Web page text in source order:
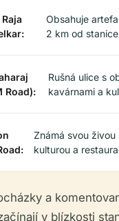
Obsahuje
2 km od stanice
Road):
Rušná ulice s
kavárnami a
Známá svou
kulturou a
a
v blízkosti